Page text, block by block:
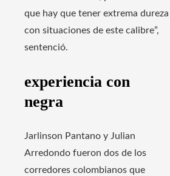
que hay que tener extrema dureza
con situaciones de este calibre”,
sentenció.
experiencia con
negra
Jarlinson Pantano y Julian
Arredondo fueron dos de los
corredores colombianos que